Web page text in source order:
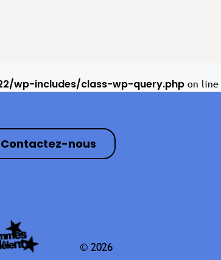
wp-includes/class-wp-query.php on line
Contactez-nous
© 2026